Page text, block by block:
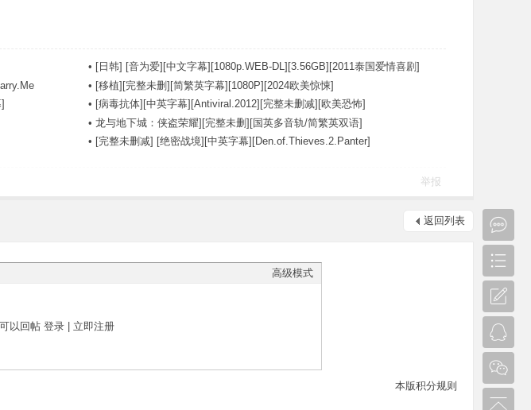
• [日韩] [音为爱][中文字幕][1080p.WEB-DL][3.56GB][2011泰国爱情喜剧]
• [移植][完整未删][简繁英字幕][1080P][2024欧美惊悚]
• [病毒抗体][中英字幕][Antiviral.2012][完整未删减][欧美恐怖]
• 龙与地下城：侠盗荣耀][完整未删][国英多音轨/简繁英双语]
• [完整未删减] [绝密战境][中英字幕][Den.of.Thieves.2.Panter]
举报
返回列表
高级模式
以回帖 登录| 立即注册
本版积分规则